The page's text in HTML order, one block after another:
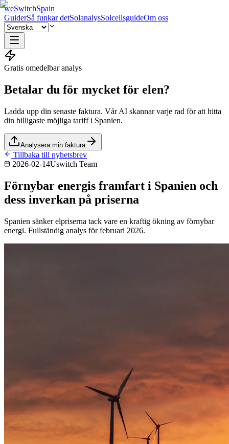
weSwitchSpain
GuiderSå funkar detSolanalysSolcellsguideOm oss
Gratis omedelbar analys
Betalar du för mycket för elen?
Ladda upp din senaste faktura. Vår AI skannar varje rad för att hitta
din billigaste möjliga tariff i Spanien.
Analysera min faktura
Tillbaka till nyhetsbrev
2026-02-14Uswitch Team
Förnybar energis framfart i Spanien och
dess inverkan på priserna
Spanien sänker elpriserna tack vare en kraftig ökning av förnybar
energi. Fullständig analys för februari 2026.